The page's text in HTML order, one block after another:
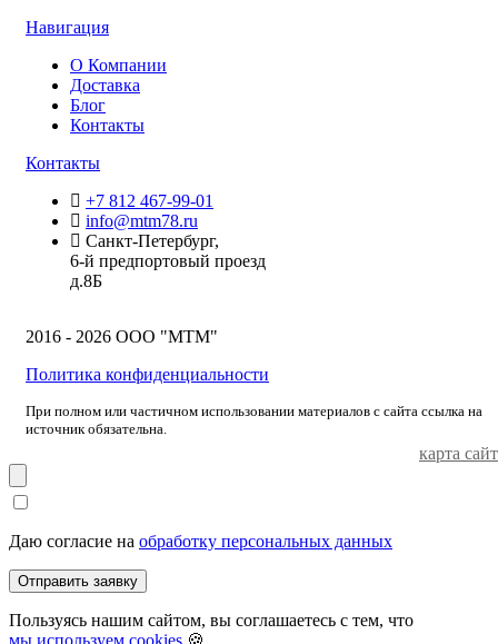
Навигация
О Компании
Доставка
Блог
Контакты
Контакты
+7 812 467-99-01
info@mtm78.ru
Санкт-Петербург,
6-й предпортовый проезд
д.8Б
2016 - 2026 ООО "МТМ"
Политика конфиденциальности
При полном или частичном использовании материалов с сайта ссылка на
источник обязательна.
карта
Даю согласие на обработку персональных данных
Отправить заявку
Пользуясь нашим сайтом, вы соглашаетесь с тем, что
мы используем cookies 🍪